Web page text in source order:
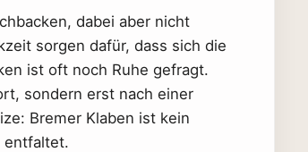
dabei aber nicht
sorgen dafür, dass sich die
ist oft noch Ruhe gefragt.
sondern erst nach einer
Bremer Klaben ist kein
entfaltet.